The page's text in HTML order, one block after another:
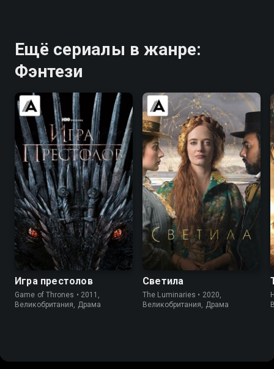
Ещё сериалы в жанре:
Фэнтези
9.0 9.2
Игра престолов
Game of Thrones • 2011,
Великобритания, Драма
7.0 6.4
Светила
The Luminaries • 2020,
Великобритания, Драма